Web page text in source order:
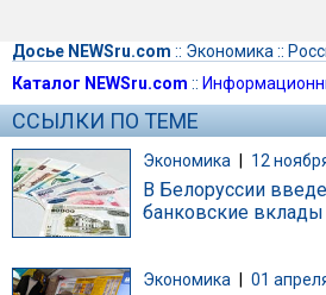
Досье NEWSru.com :: Экономика ::
Каталог NEWSru.com ::
ССЫЛКИ ПО ТЕМЕ
Экономика | 12
В Белоруссии
банковские
Экономика 01